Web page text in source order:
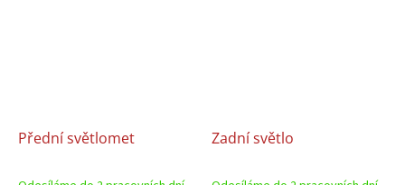
Přední světlomet Zadní světlo